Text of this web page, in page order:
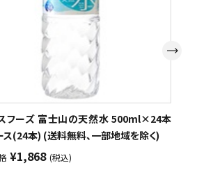
フーズ 富士山の天然水 500ml×24本
(24本) (送料無料、一部地域を除く)
¥1,868 (税込)